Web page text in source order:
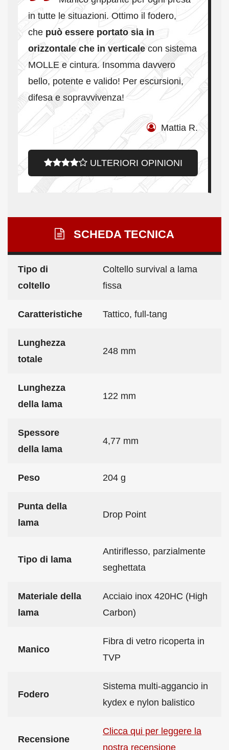
in tutte le situazioni. Ottimo il fodero,
che può essere portato sia in
orizzontale che in verticalecon sistema
MOLLE e cintura. Insomma davvero
bello, potente e valido! Per escursioni,
difesa e sopravvivenza!
Mattia R.
ULTERIORI OPINIONI
SCHEDA TECNICA
Tipo di
coltello
Coltello survival a lama
fissa
Caratteristiche Tattico, full-tang
Lunghezza
totale
248 mm
Lunghezza
della lama
122 mm
Spessore
della lama
4,77 mm
Peso 204 g
Punta della
lama
Drop Point
Tipo di lama
Antiriflesso, parzialmente
seghettata
Materiale della
lama
Acciaio inox 420HC (High
Carbon)
Manico
Fibra di vetro ricoperta in
TVP
Fodero
Sistema multi-aggancio in
kydex e nylon balistico
Recensione
Clicca qui per leggere la
nostra recensione